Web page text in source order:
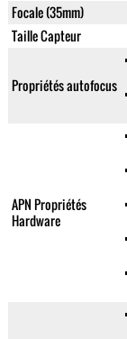
Focale (35mm)
Taille Capteur
Propriétés autofocus
APN Propriétés
Hardware